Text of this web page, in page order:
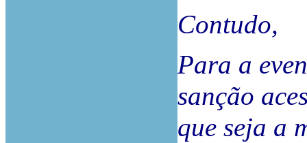
Contudo,
Para a
sanção
que seja a